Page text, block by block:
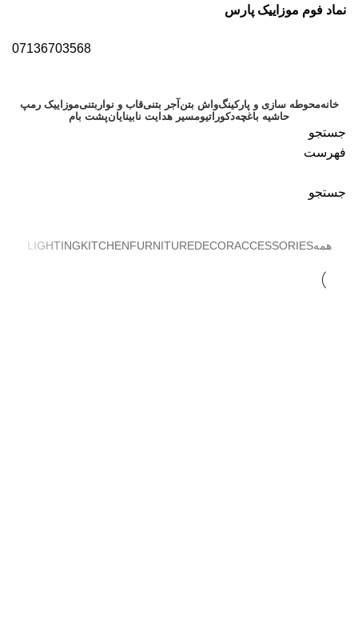
نماد فوم موزاییک پارس
07136703568
خانهمحوطه سازی و پارکینگواش بتن آجر بتنیقاب و نواربتنیموزاییک رمپ
حاشیه باغچهدکوراتیومسیر هدایت نابینایانپشت بام
جستجو
فهرست
جستجو
همهACCESSORIES
DECOR
FURNITURE
KITCHEN
LIGHTING